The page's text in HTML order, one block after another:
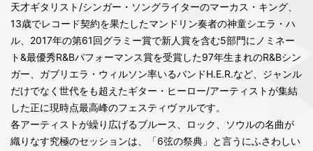
天才ギタリスト/シンガー・ソングライターのマーカス・キング、
13歳でレコード契約を果たしたマンドリン奏者の神童シエラ・ハ
ル、2017年の第61回グラミー賞で新人賞を含む5部門にノミネー
ト&最優秀R&Bパフォーマンス賞を受賞した97年生まれのR&Bシン
ガー、ガブリエラ・ウィルソン率いるバンドH.E.R.など、ジャンル
だけでなく世代をも超えたギター・ヒーロー/アーティストが集結
した正に現時点最高峰のフェスティヴァルです。
各アーティストが繰り広げるブルース、ロック、ソウルの名曲が
織りなす究極のセッションは、「6弦の祭典」と言うにふさわしい